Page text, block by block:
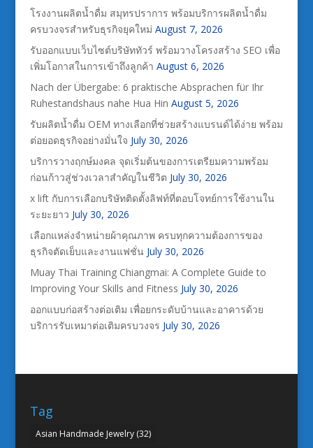
โรงงานผลิตน้ำดื่ม สมุทรปราการ พร้อมบริการผลิตน้ำดื่ม
ครบวงจรสำหรับธุรกิจยุคใหม่ August 7, 2026
รับออกแบบเว็บไซต์บริษัททัวร์ พร้อมวางโครงสร้าง SEO เพื่อ
เพิ่มโอกาสในการเข้าถึงลูกค้า August 6, 2026
Nach der Übergabe: 6 praktische Absprachen für Ihr
Ruhestandshaus nahe Hua Hin August 5, 2026
รับผลิตน้ำดื่ม OEM ทางเลือกที่ช่วยสร้างแบรนด์ได้ง่าย พร้อม
ต่อยอดธุรกิจอย่างมั่นใจ July 30, 2026
บริการวางฤกษ์มงคล จุดเริ่มต้นของการเตรียมความพร้อม
ก่อนก้าวสู่ช่วงเวลาสำคัญในชีวิต July 30, 2026
x lift กับการเลือกบริษัทติดตั้งลิฟท์ที่ตอบโจทย์การใช้งานใน
ระยะยาว July 30, 2026
เลือกแหล่งจำหน่ายผ้าคุณภาพ ครบทุกความต้องการของ
ธุรกิจตัดเย็บและงานแฟชั่น July 30, 2026
Muay Thai Training Chiangmai: A Complete Guide to
Improving Your Skills and Fitness July 30, 2026
ออกแบบก่อสร้างต่อเติม เพื่อยกระดับบ้านและอาคารด้วย
บริการรับเหมาต่อเติมครบวงจร July 30, 2026
Tag
Asian Handmade Jewelry(32)